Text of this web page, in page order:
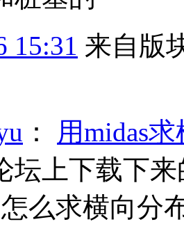
15:31 来自版
： 用midas
坛上下载下
么求横向分